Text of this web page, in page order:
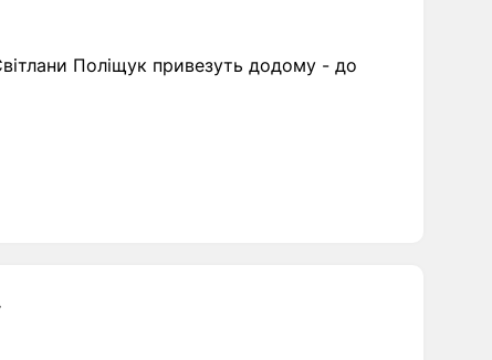
Поліщук привезуть додому - до